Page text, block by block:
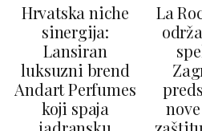
Hrvatska niche
sinergija:
Lansiran
luksuzni brend
Andart Perfumes
koji spaja
La